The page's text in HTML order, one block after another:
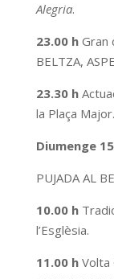
Alegria.
23.00 h Gran
BELTZA,
23.30 h
la Plaça Major.
Diumenge
PUJADA AL
10.00 h
l’Esglèsia.
11.00 h Volta